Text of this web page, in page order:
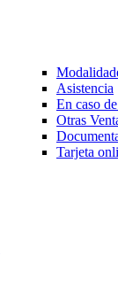
Asistencia
En caso
Otras
Tarjeta